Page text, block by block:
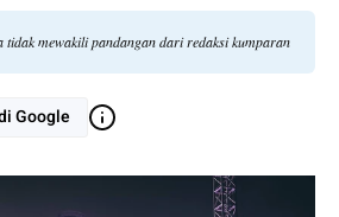
tidak mewakili pandangan dari redaksi kumparan
Google